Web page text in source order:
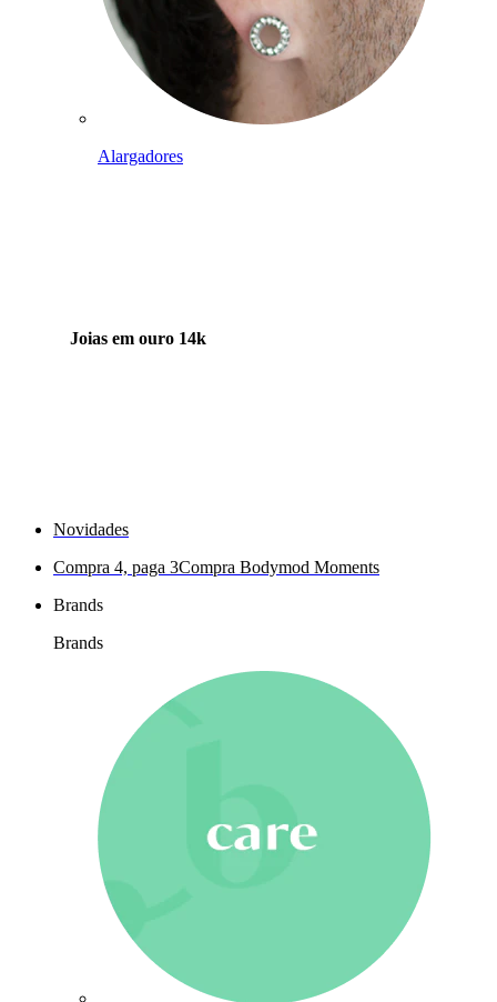
Alargadores
Joias em ouro 14k
Novidades
Compra 4, paga 3Compra Bodymod Moments
Brands
Brands